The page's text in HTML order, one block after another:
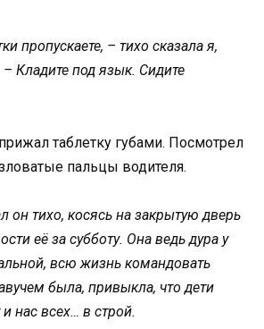
пропускаете, – тихо сказала я,
– Кладите под язык. Сидите
таблетку губами. Посмотрел
пальцы водителя.
он тихо, косясь на закрытую дверь
её за субботу. Она ведь дура у
всю жизнь командовать
была, привыкла, что дети
нас всех… в строй.